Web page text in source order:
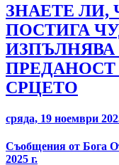
ЗНАЕТЕ ЛИ,
ПОСТИГА
ИЗПЪЛНЯВА
СРЦЕТО
сряда, 19 ноември
Съобщения от Бога
2025 г.